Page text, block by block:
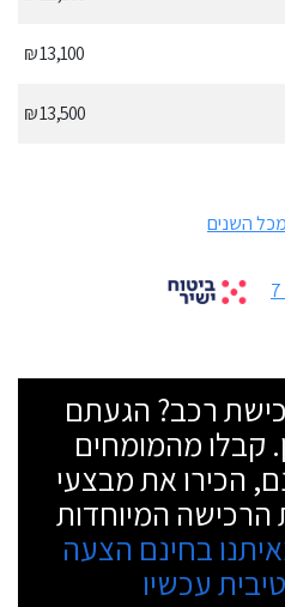
13,100 ₪
13,500 ₪
רכב? הגעתם
קבלו מהמומחים
הכירו את מבצעי
הרכישה המיוחדות
בחינם הצעה
עכשיו